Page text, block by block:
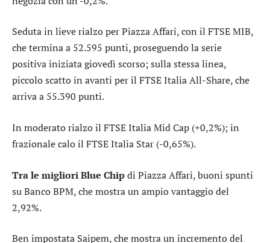
Seduta in lieve rialzo per Piazza Affari, con il FTSE MIB,
che termina a 52.595 punti, proseguendo la serie
positiva iniziata giovedì scorso; sulla stessa linea,
piccolo scatto in avanti per il FTSE Italia All-Share, che
arriva a 55.390 punti.
In moderato rialzo il FTSE Italia Mid Cap (+0,2%); in
frazionale calo il FTSE Italia Star (-0,65%).
Tra le migliori Blue Chipdi Piazza Affari, buoni spunti
suBanco BPM, che mostra un ampio vantaggio del
2,92%.
Ben impostata Saipem, che mostra un incremento del